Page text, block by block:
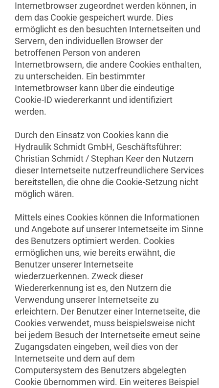
Internetbrowser zugeordnet werden können, in
dem das Cookie gespeichert wurde. Dies
ermöglicht es den besuchten Internetseiten und
Servern, den individuellen Browser der
betroffenen Person von anderen
Internetbrowsern, die andere Cookies enthalten,
zu unterscheiden. Ein bestimmter
Internetbrowser kann über die eindeutige
Cookie-ID wiedererkannt und identifiziert
werden.
Durch den Einsatz von Cookies kann die
Hydraulik Schmidt GmbH, Geschäftsführer:
Christian Schmidt / Stephan Keer den Nutzern
dieser Internetseite nutzerfreundlichere Services
bereitstellen, die ohne die Cookie-Setzung nicht
möglich wären.
Mittels eines Cookies können die Informationen
und Angebote auf unserer Internetseite im Sinne
des Benutzers optimiert werden. Cookies
ermöglichen uns, wie bereits erwähnt, die
Benutzer unserer Internetseite
wiederzuerkennen. Zweck dieser
Wiedererkennung ist es, den Nutzern die
Verwendung unserer Internetseite zu
erleichtern. Der Benutzer einer Internetseite, die
Cookies verwendet, muss beispielsweise nicht
bei jedem Besuch der Internetseite erneut seine
Zugangsdaten eingeben, weil dies von der
Internetseite und dem auf dem
Computersystem des Benutzers abgelegten
Cookie übernommen wird. Ein weiteres Beispiel